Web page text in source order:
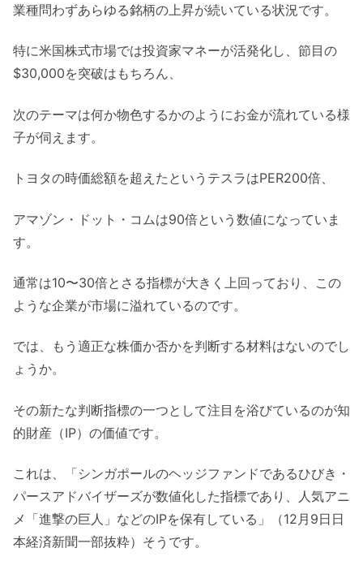
業種問わずあらゆる銘柄の上昇が続いている状況です。
特に米国株式市場では投資家マネーが活発化し、節目の
$30,000を突破はもちろん、
次のテーマは何か物色するかのようにお金が流れている様
子が伺えます。
トヨタの時価総額を超えたというテスラはPER200倍、
アマゾン・ドット・コムは90倍という数値になっていま
す。
通常は10〜30倍とさる指標が大きく上回っており、この
ような企業が市場に溢れているのです。
では、もう適正な株価か否かを判断する材料はないのでし
ょうか。
その新たな判断指標の一つとして注目を浴びているのが知
的財産（IP）の価値です。
これは、「シンガポールのヘッジファンドであるひびき・
パースアドバイザーズが数値化した指標であり、人気アニ
メ「進撃の巨人」などのIPを保有している」（12月9日日
本経済新聞一部抜粋）そうです。